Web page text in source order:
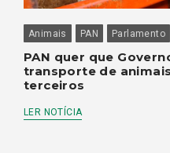
Animais PAN Parlamento
PAN quer que
transporte de
terceiros
LER NOTÍCIA